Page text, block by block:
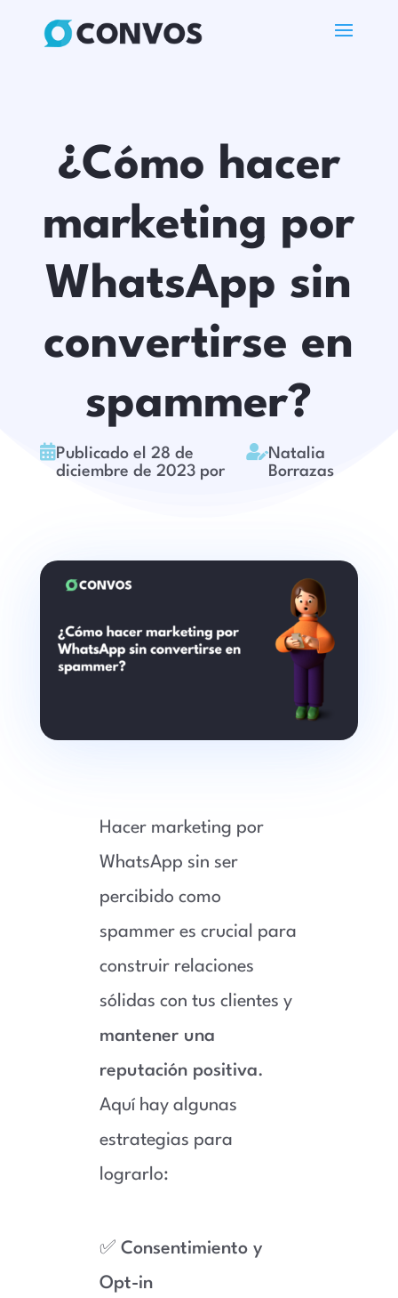
¿Cómo hacer
marketing por
WhatsApp sin
convertirse en
spammer?
Publicado el 28 de
diciembre de 2023 por
Natalia
Borrazas
Hacer marketing por
WhatsApp sin ser
percibido como
spammer es crucial para
construir relaciones
sólidas con tus clientes y
mantener una
reputación positiva.
Aquí hay algunas
estrategias para
lograrlo:
✅ Consentimiento y
Opt-in